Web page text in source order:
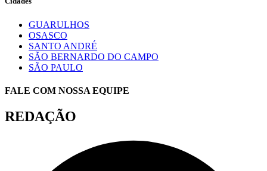
GUARULHOS
OSASCO
SANTO ANDRÉ
SÃO BERNARDO DO CAMPO
SÃO PAULO
FALE COM NOSSA EQUIPE
REDAÇÃO